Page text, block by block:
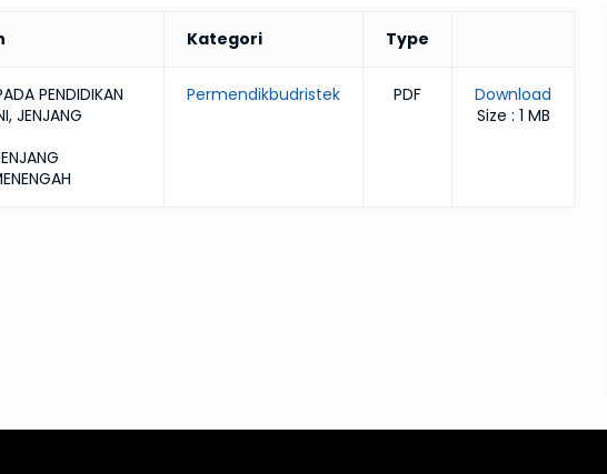
Kategori Type
PENDIDIKAN
JENJANG
Permendikbudristek PDF
Download
Size : 1 MB